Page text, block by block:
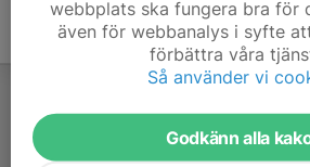
webbplats ska fungera bra för
även för webbanalys i syfte
förbättra våra
Så använder vi
Godkänn alla